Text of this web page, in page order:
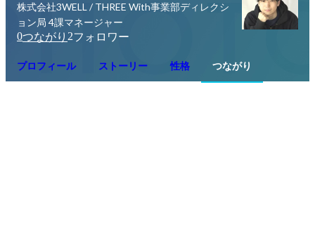
株式会社3WELL / THREE With事業部ディレクシ
ョン局 4課マネージャー
0つながり 2フォロワー
プロフィール ストーリー 性格 つながり